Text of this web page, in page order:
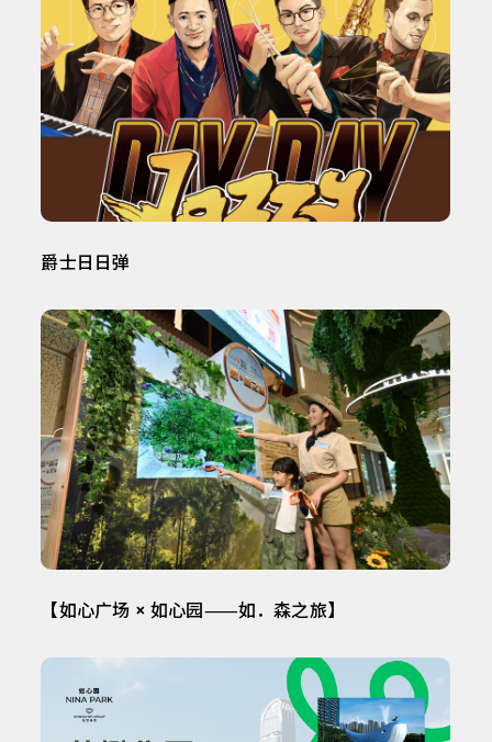
爵士日日弹
【如心广场 × 如心园⸺如．森之旅】